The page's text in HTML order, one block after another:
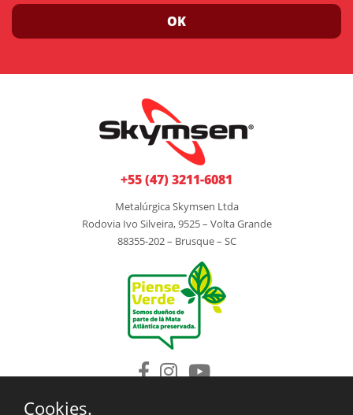
OK
+55 (47) 3211-6081
Metalúrgica Skymsen Ltda
Rodovia Ivo Silveira, 9525 – Volta Grande
88355-202 – Brusque – SC
Cookies.